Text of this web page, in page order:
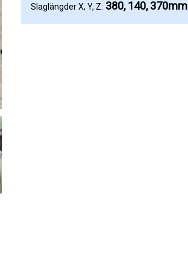
Slaglängder X, Y, Z: 380, 140, 370mm